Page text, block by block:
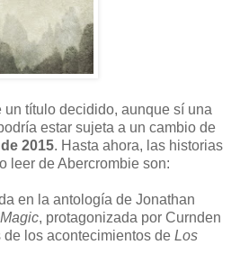
un título decidido, aunque sí una
estar sujeta a un cambio de
2015. Hasta ahora, las historias
leer de Abercrombie son:
en la antología de Jonathan
, protagonizada por Curnden
los acontecimientos de Los